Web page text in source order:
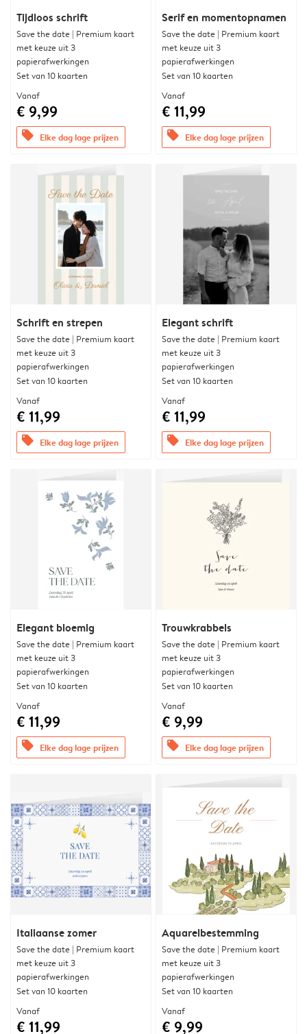
Tijdloos schrift
Save the date | Premium kaart
met keuze uit 3
papierafwerkingen
Set van 10 kaarten
Vanaf
€ 9,99
offers Elke dag lage prijzen
Serif en momentopnamen
Save the date | Premium kaart
met keuze uit 3
papierafwerkingen
Set van 10 kaarten
Vanaf
€ 11,99
offers Elke dag lage prijzen
Schrift en strepen
Save the date | Premium kaart
met keuze uit 3
papierafwerkingen
Set van 10 kaarten
Vanaf
€ 11,99
offers Elke dag lage prijzen
Elegant schrift
Save the date | Premium kaart
met keuze uit 3
papierafwerkingen
Set van 10 kaarten
Vanaf
€ 11,99
offers Elke dag lage prijzen
Elegant bloemig
Save the date | Premium kaart
met keuze uit 3
papierafwerkingen
Set van 10 kaarten
Vanaf
€ 11,99
offers Elke dag lage prijzen
Trouwkrabbels
Save the date | Premium kaart
met keuze uit 3
papierafwerkingen
Set van 10 kaarten
Vanaf
€ 9,99
offers Elke dag lage prijzen
Italiaanse zomer
Save the date | Premium kaart
met keuze uit 3
papierafwerkingen
Set van 10 kaarten
Vanaf
€ 11,99
Aquarelbestemming
Save the date | Premium kaart
met keuze uit 3
papierafwerkingen
Set van 10 kaarten
Vanaf
€ 9,99